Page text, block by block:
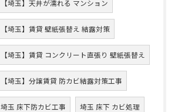
【埼玉】天井が濡れる マンション
【埼玉】賃貸 壁紙張替え 結露対策
【埼玉】賃貸 コンクリート直張り 壁紙張替え
【埼玉】分譲賃貸 防カビ結露対策工事
埼玉 床下防カビ工事 埼玉 床下 カビ処理